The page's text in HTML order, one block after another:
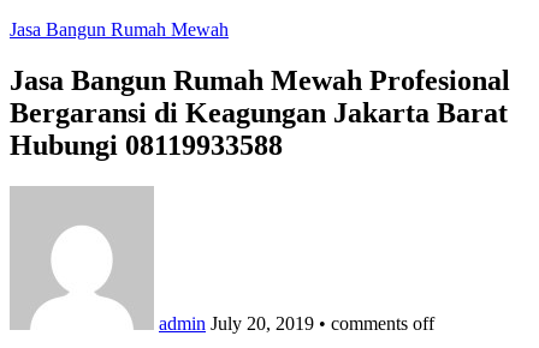
Jasa Bangun Rumah Mewah
Jasa Bangun Rumah Mewah Profesional
Bergaransi di Keagungan Jakarta Barat
Hubungi 08119933588
admin July 20, 2019 • comments off